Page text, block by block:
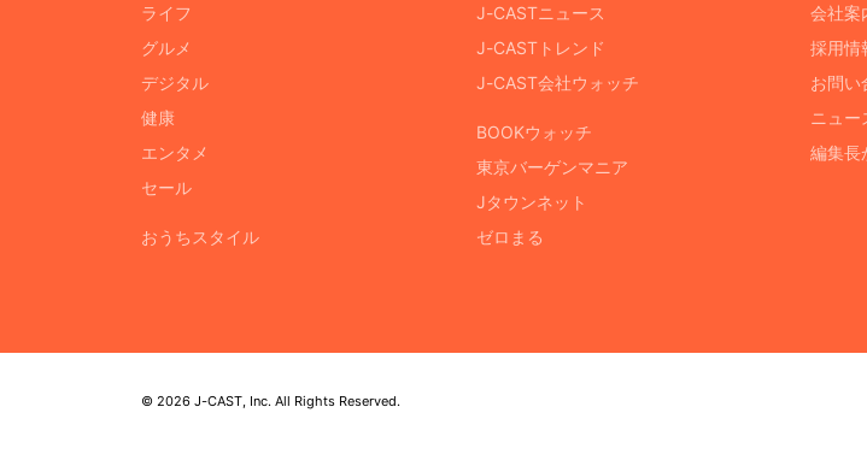
ライフ
グルメ
デジタル
健康
エンタメ
セール
おうちスタイル
J-CASTニュース
J-CASTトレンド
J-CAST会社ウォッチ
BOOKウォッチ
東京バーゲンマニア
Jタウンネット
ゼロまる
会社案
採用情
お問い
ニュ
編集長
© 2026 J-CAST, Inc. All Rights Reserved.